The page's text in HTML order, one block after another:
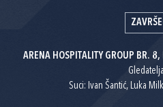
ARENA HOSPITALITY GROUP
Suci: Ivan Šantić, Luka